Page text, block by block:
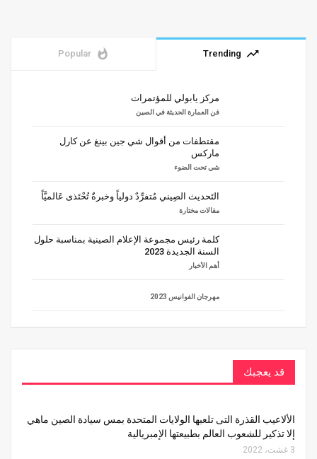
trending_up
Trending
whatshot
Popular
مركز يابولي للمؤتمرات
فن العمارة الحديثة في الصين
مقتطفات من أقوال شي جين بينغ عن كارل
ماركس
شي تحت الضوء
التَحديث الصِيني مُتفرِّدٌ دولياً وخبرةٌ تُحْتَذى عَالميَّاً
مقالات مختارة
كلمة رئيس مجموعة الإعلام الصينية بمناسبة حلول
السنة الجديدة 2023
أهم الأخبار
مهرجان الفوانيس 2023
قد يعجبك
الألاعيب القذرة التى تلعبها الولايات المتحدة بمس سيادة الصين ماهي
إلا تذكير للشعوب العالم بطبيعتها الإمبريالية
3 غشت، 2022